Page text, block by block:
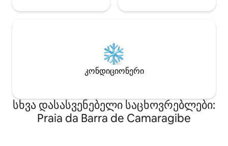
კონდიციონერი
სხვა დასასვენებელი საცხოვრებლები:
Praia da Barra de Camaragibe